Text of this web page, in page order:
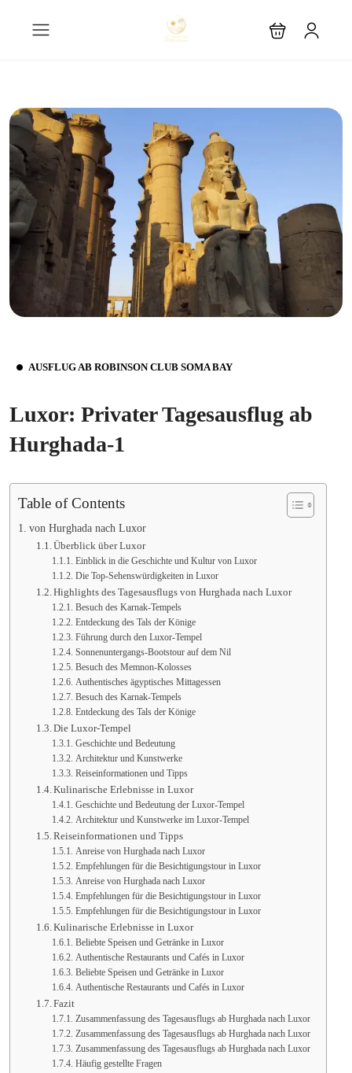
AUSFLUG AB ROBINSON CLUB SOMA BAY
Luxor: Privater Tagesausflug ab
Hurghada-1
Table of Contents
von Hurghada nach Luxor
Überblick über Luxor
Einblick in die Geschichte und Kultur von Luxor
Die Top-Sehenswürdigkeiten in Luxor
Highlights des Tagesausflugs von Hurghada nach Luxor
Besuch des Karnak-Tempels
Entdeckung des Tals der Könige
Führung durch den Luxor-Tempel
Sonnenuntergangs-Bootstour auf dem Nil
Besuch des Memnon-Kolosses
Authentisches ägyptisches Mittagessen
Besuch des Karnak-Tempels
Entdeckung des Tals der Könige
Die Luxor-Tempel
Geschichte und Bedeutung
Architektur und Kunstwerke
Reiseinformationen und Tipps
Kulinarische Erlebnisse in Luxor
Geschichte und Bedeutung der Luxor-Tempel
Architektur und Kunstwerke im Luxor-Tempel
Reiseinformationen und Tipps
Anreise von Hurghada nach Luxor
Empfehlungen für die Besichtigungstour in Luxor
Anreise von Hurghada nach Luxor
Empfehlungen für die Besichtigungstour in Luxor
Empfehlungen für die Besichtigungstour in Luxor
Kulinarische Erlebnisse in Luxor
Beliebte Speisen und Getränke in Luxor
Authentische Restaurants und Cafés in Luxor
Beliebte Speisen und Getränke in Luxor
Authentische Restaurants und Cafés in Luxor
Fazit
Zusammenfassung des Tagesausflugs ab Hurghada nach Luxor
Zusammenfassung des Tagesausflugs ab Hurghada nach Luxor
Zusammenfassung des Tagesausflugs ab Hurghada nach Luxor
Häufig gestellte Fragen